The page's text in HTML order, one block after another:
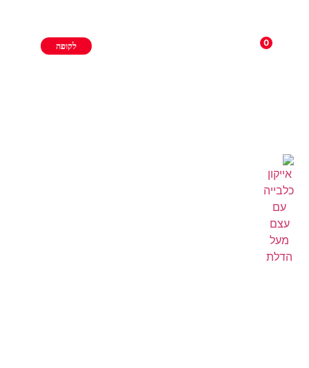
0 לקופה